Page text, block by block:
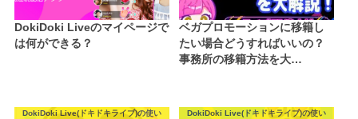
DokiDoki Liveのマイページで
は何ができる？
ベガプロモーションに移籍し
たい場合どうすればいいの？
事務所の移籍方法を大…
DokiDoki Live(ドキドキライブ)の使い
DokiDoki Live(ドキドキライブ)の使い